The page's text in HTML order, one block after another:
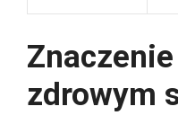
zdrowym